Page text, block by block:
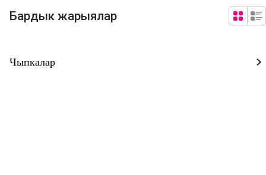
Бардык жарыялар
Чыпкалар